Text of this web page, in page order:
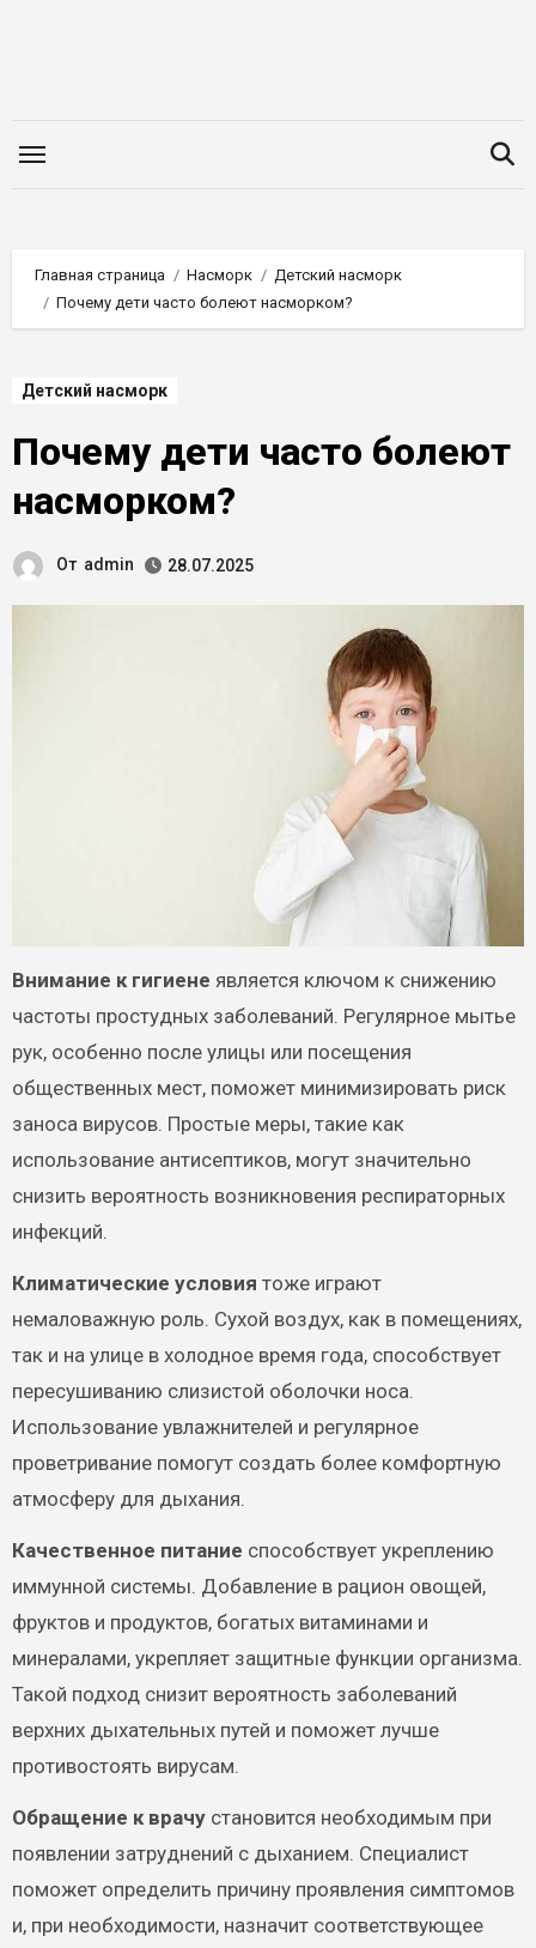
Главная страница Насморк
Детский насморк
Почему дети часто болеют насморком?
Детский насморк
Почему дети часто болеют
насморком?
От admin 28.07.2025
Внимание к гигиене является ключом к снижению
частоты простудных заболеваний. Регулярное мытье
рук, особенно после улицы или посещения
общественных мест, поможет минимизировать риск
заноса вирусов. Простые меры, такие как
использование антисептиков, могут значительно
снизить вероятность возникновения респираторных
инфекций.
Климатические условия тоже играют
немаловажную роль. Сухой воздух, как в помещениях,
так и на улице в холодное время года, способствует
пересушиванию слизистой оболочки носа.
Использование увлажнителей и регулярное
проветривание помогут создать более комфортную
атмосферу для дыхания.
Качественное питание способствует укреплению
иммунной системы. Добавление в рацион овощей,
фруктов и продуктов, богатых витаминами и
минералами, укрепляет защитные функции организма.
Такой подход снизит вероятность заболеваний
верхних дыхательных путей и поможет лучше
противостоять вирусам.
Обращение к врачустановится необходимым при
появлении затруднений с дыханием. Специалист
поможет определить причину проявления симптомов
и, при необходимости, назначит соответствующее